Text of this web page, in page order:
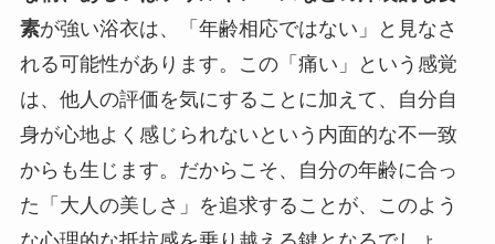
素が強い浴衣は、「年齢相応ではない」と見なさ
れる可能性があります。この「痛い」という感覚
は、他人の評価を気にすることに加えて、自分自
身が心地よく感じられないという内面的な不一致
からも生じます。だからこそ、自分の年齢に合っ
た「大人の美しさ」を追求することが、このよう